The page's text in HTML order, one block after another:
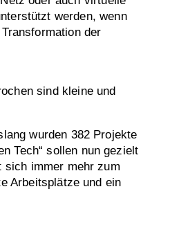
werden, wenn
der
sind kleine und
wurden 382 Projekte
Tech“ sollen nun gezielt
sich immer mehr zum
Arbeitsplätze und ein